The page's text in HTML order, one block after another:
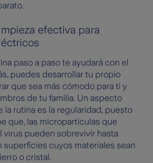
efectiva para
paso a paso te ayudará con el
puedes desarrollar tu propio
que sea más cómodo para ti y
de tu familia. Un aspecto
la rutina es la regularidad, puesto
que, las micropartículas que
virus pueden sobrevivir hasta
superficies cuyos materiales sean
o cristal.